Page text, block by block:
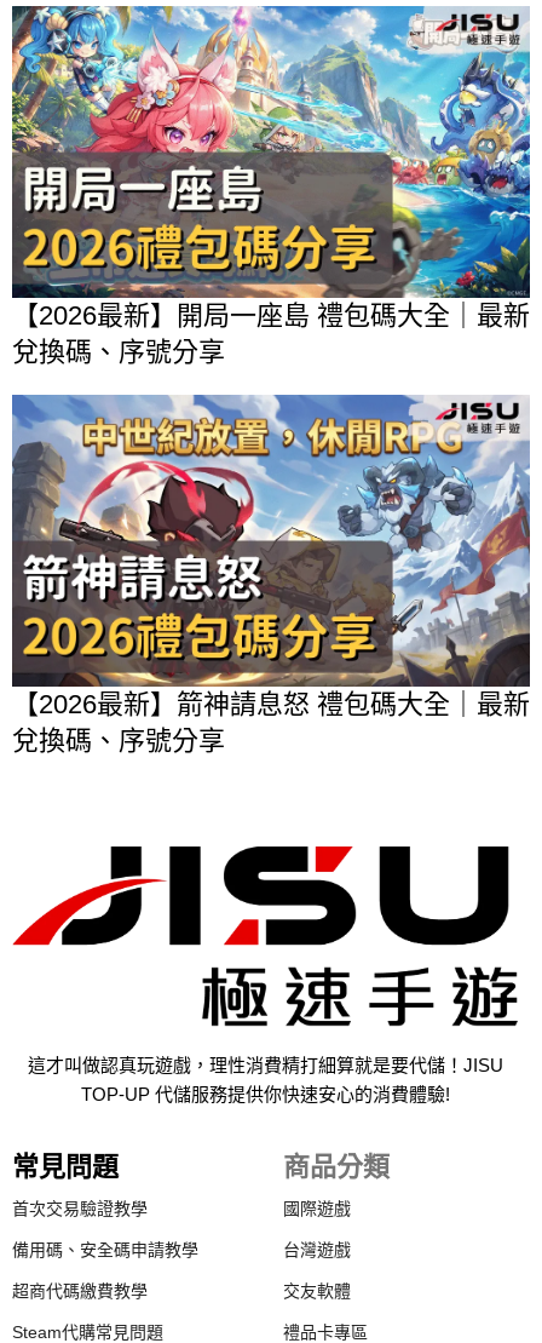
【2026最新】開局一座島 禮包碼大全｜最新
兌換碼、序號分享
【2026最新】箭神請息怒 禮包碼大全｜最新
兌換碼、序號分享
這才叫做認真玩遊戲，理性消費精打細算就是要代儲！JISU
TOP-UP 代儲服務提供你快速安心的消費體驗!
常見問題
首次交易驗證教學
備用碼、安全碼申請教學
超商代碼繳費教學
Steam代購常見問題
商品分類
國際遊戲
台灣遊戲
交友軟體
禮品卡專區